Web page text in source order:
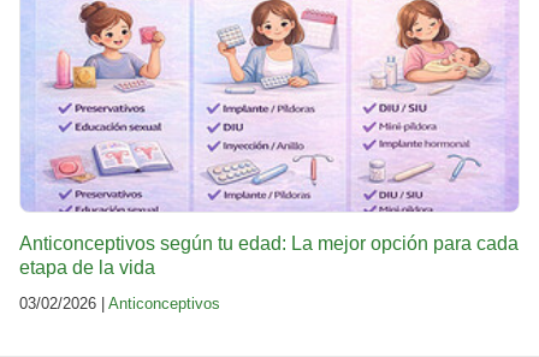
Anticonceptivos según tu edad: La mejor opción para cada
etapa de la vida
03/02/2026 | Anticonceptivos